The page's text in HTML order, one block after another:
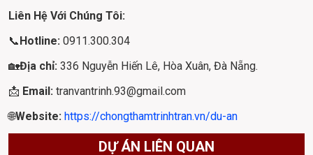
Liên Hệ Với Chúng Tôi:
📞 Hotline: 0911.300.304
🏡Địa chỉ: 336 Nguyễn Hiến Lê, Hòa Xuân, Đà Nẵng.
📩 Email: tranvantrinh.93@gmail.com
🌐Website: https://chongthamtrinhtran.vn/du-an
DỰ ÁN LIÊN QUAN